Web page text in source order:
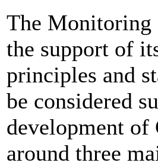
The Monitoring
the support of
principles and
be considered
development
around three